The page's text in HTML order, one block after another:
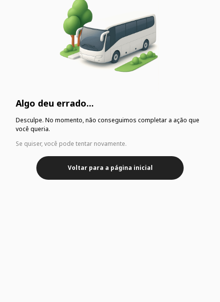
Algo deu errado...
Desculpe. No momento, não conseguimos completar a ação que
você queria.
Se quiser, você pode tentar novamente.
Voltar para a página inicial